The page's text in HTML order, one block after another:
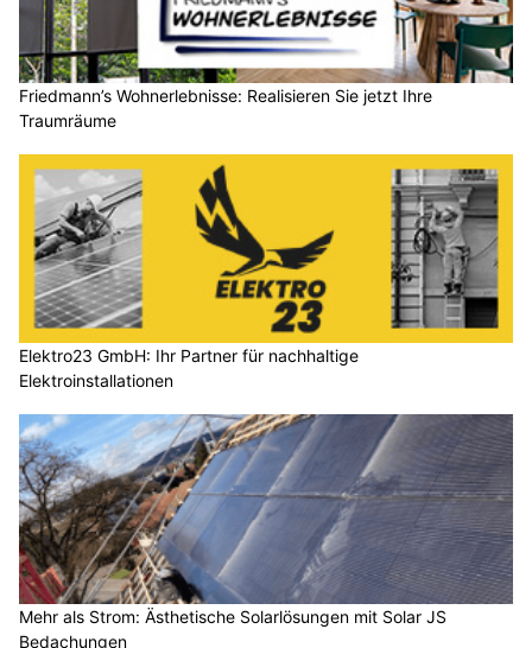
Friedmann’s Wohnerlebnisse: Realisieren Sie jetzt Ihre
Traumräume
Elektro23 GmbH: Ihr Partner für nachhaltige
Elektroinstallationen
Mehr als Strom: Ästhetische Solarlösungen mit Solar JS
Bedachungen